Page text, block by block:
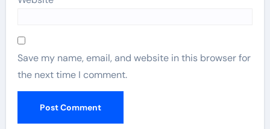
Save my name, email, and website in this browser for
the next time I comment.